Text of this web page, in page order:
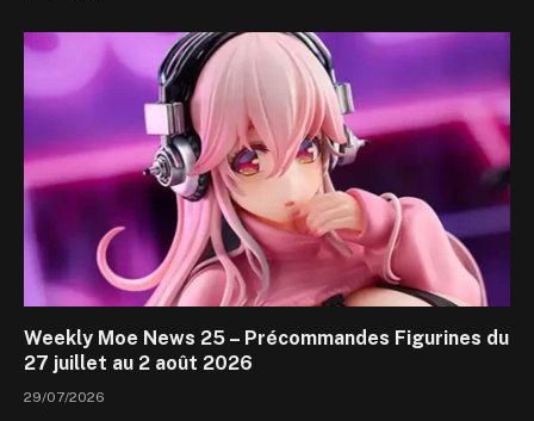
Weekly Moe News 25 – Précommandes Figurines du
27 juillet au 2 août 2026
29/07/2026